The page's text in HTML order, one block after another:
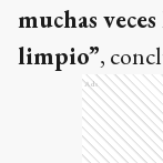
muchas
limpio”,
Ads